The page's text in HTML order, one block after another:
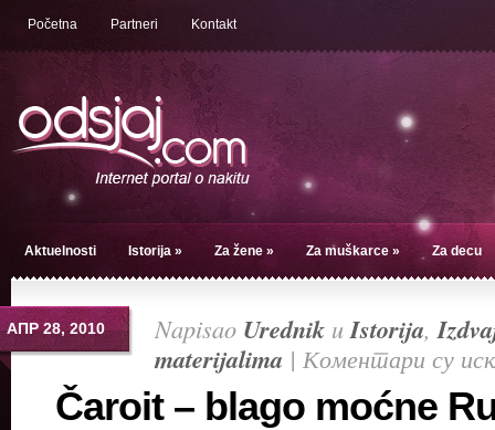
Početna Partneri Kontakt
Aktuelnosti Istorija » Za žene » Za muškarce » Za decu
АПР 28, 2010 Napisao Urednik uIstorija,
materijalima | Коментари су
Čaroit – blago moćne